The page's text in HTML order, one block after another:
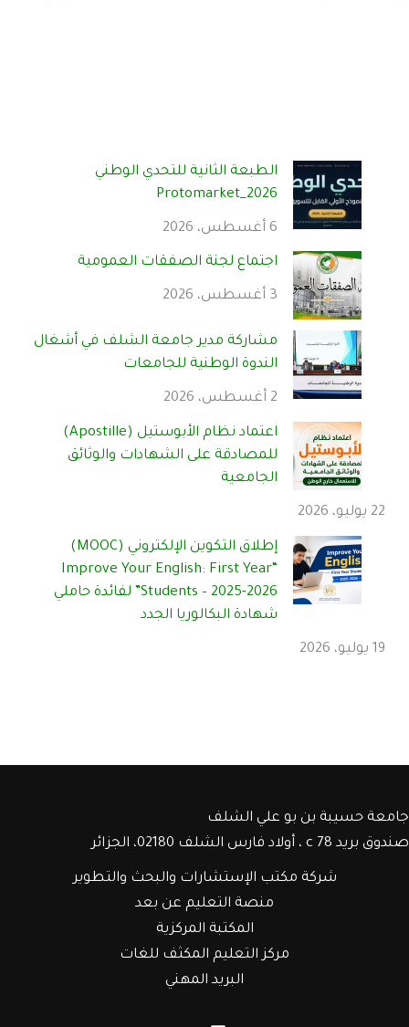
الطبعة الثانية للتحدي الوطني
Protomarket_2026
6 أغسطس، 2026
اجتماع لجنة الصفقات العمومية
3 أغسطس، 2026
مشاركة مدير جامعة الشلف في أشغال
الندوة الوطنية للجامعات
2 أغسطس، 2026
اعتماد نظام الأبوستيل (Apostille)
للمصادقة على الشهادات والوثائق
الجامعية
22 يوليو، 2026
إطلاق التكوين الإلكتروني (MOOC)
“Improve Your English: First Year
Students – 2025-2026” لفائدة حاملي
شهادة البكالوريا الجدد
19 يوليو، 2026
جامعة حسيبة بن بو علي الشلف
صندوق بريد c 78 ، أولاد فارس الشلف 02180، الجزائر
شركة مكتب الإستشارات والبحث والتطوير
منصة التعليم عن بعد
المكتبة المركزية
مركز التعليم المكثف للغات
البريد المهني